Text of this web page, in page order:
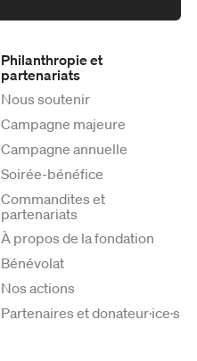
Philanthropie et
partenariats
Nous soutenir
Campagne majeure
Campagne annuelle
Soirée-bénéfice
Commandites et
partenariats
À propos de la fondation
Bénévolat
Nos actions
Partenaires et donateur·ice·s